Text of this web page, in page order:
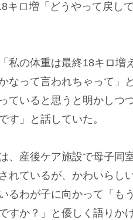
キロ増「どうやって戻し
私の体重は最終18キロ増
なって言われちゃって」
ていると思うと明かしつ
す」と話していた。
、産後ケア施設で母子同
れているが、かわいらし
るわが子に向かって「も
すか？」と優しく語りか